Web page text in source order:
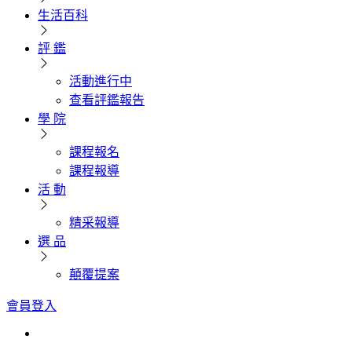
生活百科
評 鑑
活動進行中
查看評鑑報告
學 院
課程報名
課程報導
活 動
精采報導
選 品
顛覆提案
會員登入